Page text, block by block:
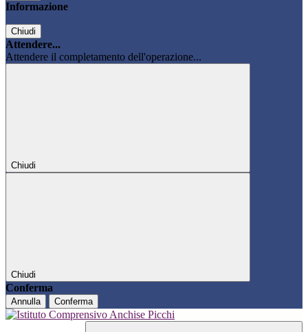
Informazione
Chiudi
Attendere...
Attendere il completamento dell'operazione...
Chiudi
Chiudi
Conferma
Annulla Conferma